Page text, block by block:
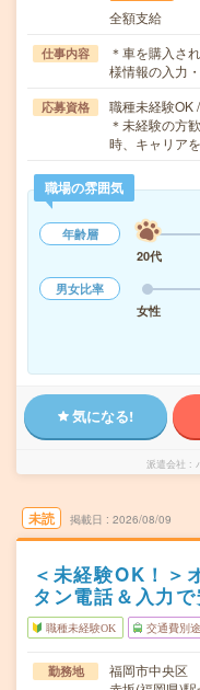
全額支給
仕事内容
＊車を購入さ
様情報の入力
応募資格
職種未経験OK
＊未経験の方
時、キャリア
職場の雰囲気
年齢層
20代
男女比率
女性
気になる!
派遣会社
未読 掲載日 2026/08/09
＜未経験OK！＞
タン電話＆入力で
職種未経験OK 交通費別
勤務地
福岡市中央区